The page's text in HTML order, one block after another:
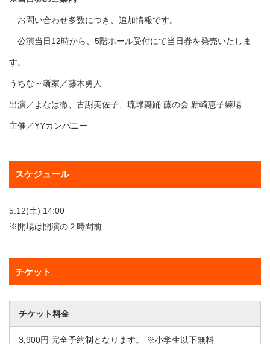
お問い合わせ多数につき、追加情報です。
公演当日12時から、5階ホール受付にて当日券を発売いたしま
す。
うちな～噺家／藤木勇人
出演／よなは徹、古謝美佐子、琉球舞踊 藤の会 新崎恵子練場
主催／YYカンパニー
スケジュール
5.12(土) 14:00
※開場は開演の２時間前
チケット
チケット料金
3,900円 完全予約制となります。 ※小学生以下無料